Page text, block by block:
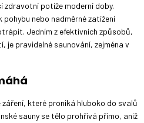
zdravotní potíže moderní doby.
nebo nadměrné zatížení
Jedním z efektivních způsobů,
je pravidelné saunování, zejména v
které proniká hluboko do svalů
sauny se tělo prohřívá přímo, aniž